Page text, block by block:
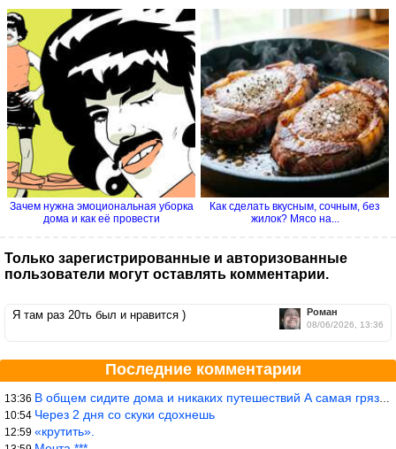
Зачем нужна эмоциональная уборка
дома и как её провести
Как сделать вкусным, сочным, без
жилок? Мясо на...
Только зарегистрированные и авторизованные
пользователи могут оставлять комментарии.
Роман
08/06/2026, 13:36
Я там раз 20ть был и нравится )
Последние комментарии
13:36 В общем сидите дома и никаких путешествий А самая грязная в от
10:54 Через 2 дня со скуки сдохнешь
12:59 «крутить».